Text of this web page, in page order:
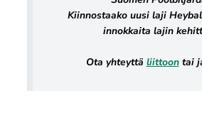
⁠⁠⁠⁠⁠⁠⁠Kiinnostaako uusi laji
innokkaita lajin
Ota yhteyttä liittoontai